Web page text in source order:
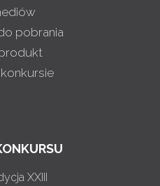
pobrania
XXIII